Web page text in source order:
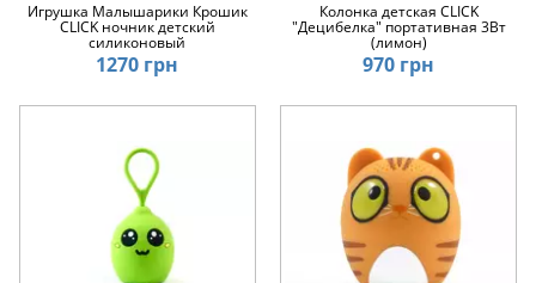
Игрушка Малышарики Крошик
CLICK ночник детский
силиконовый
1270 грн
Колонка детская CLICK
"Децибелка" портативная 3Вт
(лимон)
970 грн